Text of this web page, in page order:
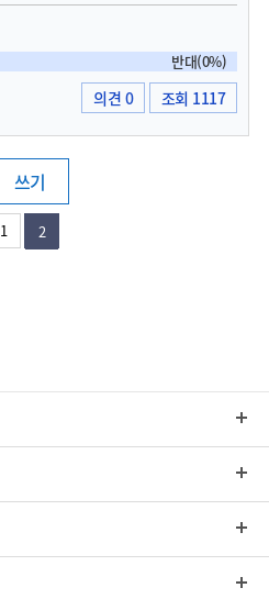
반대(0%)
의견 0 조회 1117
1 2
쓰기